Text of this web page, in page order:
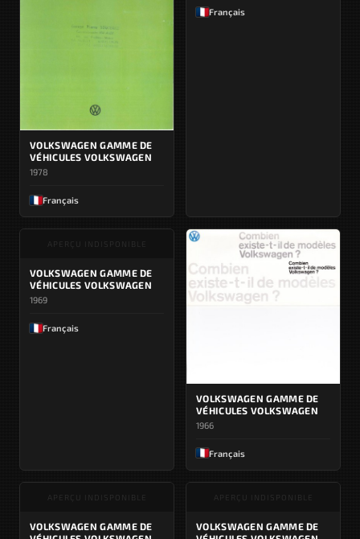
VOLKSWAGEN GAMME DE
VÉHICULES VOLKSWAGEN
1978
Français
Français
APERÇU INDISPONIBLE
VOLKSWAGEN GAMME DE
VÉHICULES VOLKSWAGEN
1969
Français
VOLKSWAGEN GAMME DE
VÉHICULES VOLKSWAGEN
1966
Français
APERÇU INDISPONIBLE
VOLKSWAGEN GAMME DE
APERÇU INDISPONIBLE
VOLKSWAGEN GAMME DE